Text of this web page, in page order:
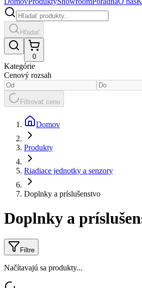
Hľadať
0
Kategórie
Cenový rozsah
Filtrovať cenu
Domov
Produkty
Riadiace jednotky a senzory
Doplnky a príslušenstvo
Doplnky a
Filtre
Načítavajú sa produkty...